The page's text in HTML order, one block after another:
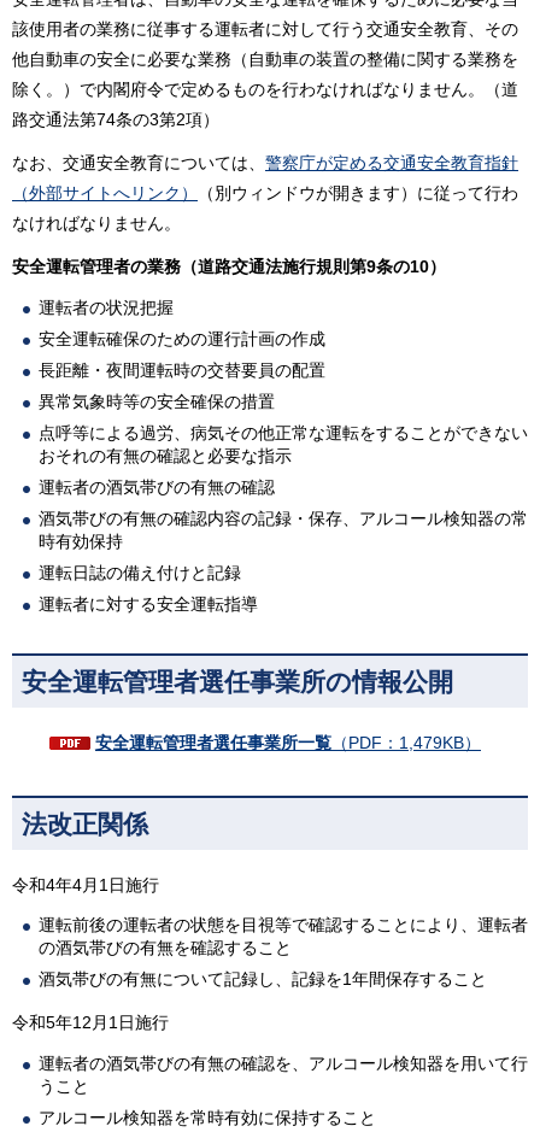
該使用者の業務に従事する運転者に対して行う交通安全教育、その
他自動車の安全に必要な業務（自動車の装置の整備に関する業務を
除く。）で内閣府令で定めるものを行わなければなりません。（道
路交通法第74条の3第2項）
なお、交通安全教育については、 警察庁が定める交通安全教育指針
（外部サイトへリンク）
（別ウィンドウが開きます）に従って行わ
なければなりません。
安全運転管理者の業務（道路交通法施行規則第9条の10）
運転者の状況把握
安全運転確保のための運行計画の作成
長距離・夜間運転時の交替要員の配置
異常気象時等の安全確保の措置
点呼等による過労、病気その他正常な運転をすることができない
おそれの有無の確認と必要な指示
運転者の酒気帯びの有無の確認
酒気帯びの有無の確認内容の記録・保存、アルコール検知器の常
時有効保持
運転日誌の備え付けと記録
運転者に対する安全運転指導
安全運転管理者選任事業所の情報公開
安全運転管理者選任事業所一覧 （PDF：1,479KB）
法改正関係
令和4年4月1日施行
運転前後の運転者の状態を目視等で確認することにより、運転者
の酒気帯びの有無を確認すること
酒気帯びの有無について記録し、記録を1年間保存すること
令和5年12月1日施行
運転者の酒気帯びの有無の確認を、アルコール検知器を用いて行
うこと
アルコール検知器を常時有効に保持すること